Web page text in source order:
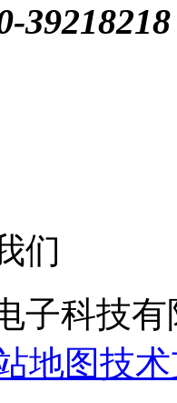
39218218
们
子科技
地图技